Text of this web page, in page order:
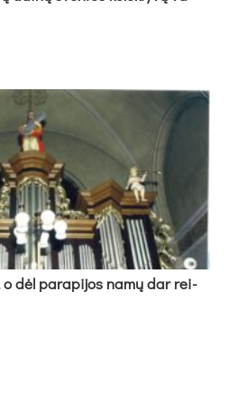
o dėl pa­ra­pi­jos na­mų dar rei­